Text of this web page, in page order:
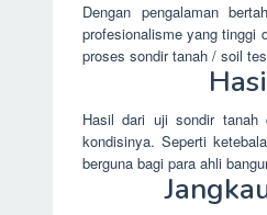
Dengan pengalaman
profesionalisme yang tinggi
proses sondir tanah / soil
Hasil dari uji sondir tanah
kondisinya. Seperti
berguna bagi para ahli